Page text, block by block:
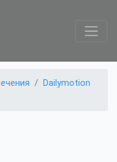
Dailymotion